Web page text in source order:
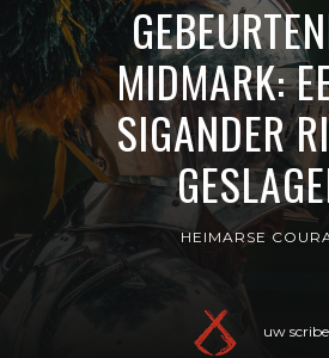
MIDMARK:
SIGANDER
HEIMARSE
uw